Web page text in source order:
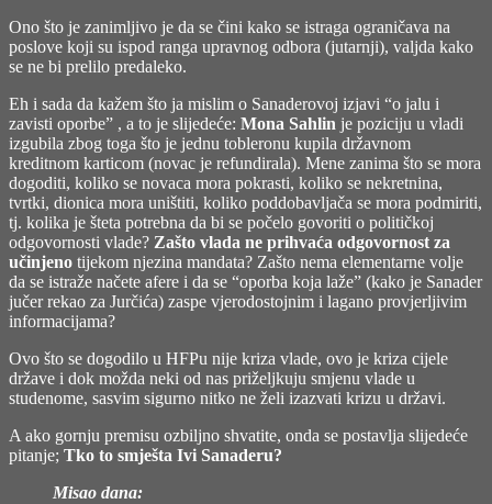
Ono što je zanimljivo je da se čini kako se istraga ograničava na
poslove koji su ispod ranga upravnog odbora (jutarnji), valjda kako
se ne bi prelilo predaleko.
Eh i sada da kažem što ja mislim o Sanaderovoj izjavi “o jalu i
zavisti oporbe” , a to je slijedeće: Mona Sahlin je poziciju u vladi
izgubila zbog toga što je jednu tobleronu kupila državnom
kreditnom karticom (novac je refundirala). Mene zanima što se mora
dogoditi, koliko se novaca mora pokrasti, koliko se nekretnina,
tvrtki, dionica mora uništiti, koliko poddobavljača se mora podmiriti,
tj. kolika je šteta potrebna da bi se počelo govoriti o političkoj
odgovornosti vlade? Zašto vlada ne prihvaća odgovornost za
učinjeno tijekom njezina mandata? Zašto nema elementarne volje
da se istraže načete afere i da se “oporba koja laže” (kako je Sanader
jučer rekao za Jurčića) zaspe vjerodostojnim i lagano provjerljivim
informacijama?
Ovo što se dogodilo u HFPu nije kriza vlade, ovo je kriza cijele
države i dok možda neki od nas priželjkuju smjenu vlade u
studenome, sasvim sigurno nitko ne želi izazvati krizu u državi.
A ako gornju premisu ozbiljno shvatite, onda se postavlja slijedeće
pitanje; Tko to smješta Ivi Sanaderu?
Misao dana: